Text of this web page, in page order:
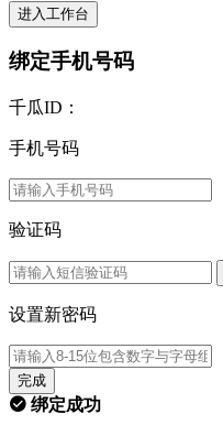
进入工作台
绑定手机号码
千瓜ID：
手机号码
验证码
设置新密码
完成
绑定成功